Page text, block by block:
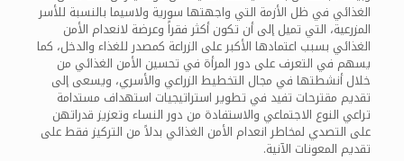
الغذائي في ظل الأزمة التي واجهتها سورية ولاسيما بالنسبة للأسر
المزرعية، التي تميل إلى أن تكون أكثر فقراً وعرضة لانعدام الأمن
الغذائي بسبب اعتمادها الأكبر على الزراعة كمصدر للغذاء والدخل، كما
يسهم في التعرف على دور المرأة في تحسين الأمن الغذائي من
خلال أنشطتها في مجال التخطيط الزراعي والأسري، ويسعى إلى
تقديم مقترحات تفيد في تطوير استراتيجيات استهداف مستدامة
تراعي النوع الاجتماعي والاستفادة من دور النساء وتعزيز قدراتهن
على التصدي لمخاطر انعدام الأمن الغذائي بدلاً من التركيز فقط على
تقديم المعونات الآنية.